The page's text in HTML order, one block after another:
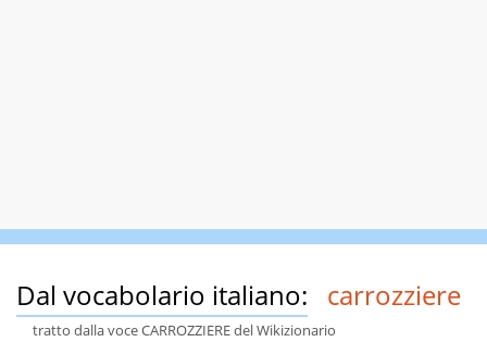
Dal vocabolario italiano: carrozziere
tratto dalla voce CARROZZIERE del Wikizionario